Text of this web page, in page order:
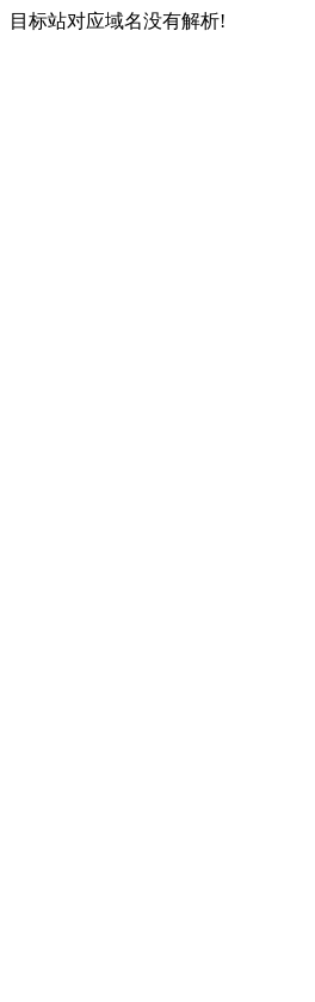
目标站对应域名没有解析!